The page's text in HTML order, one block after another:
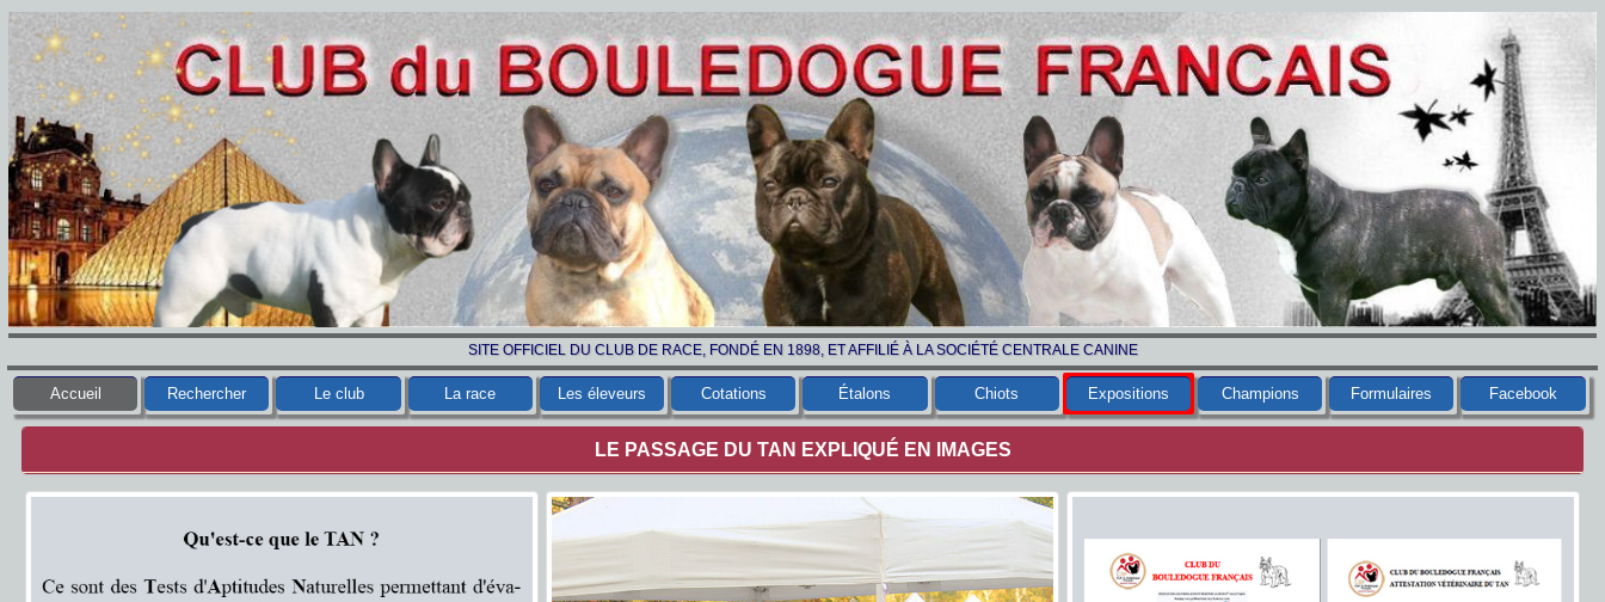
SITE OFFICIEL DU CLUB DE RACE, FONDÉ EN 1898, ET AFFILIÉ À LA SOCIÉTÉ CENTRALE CANINE
Accueil Rechercher Le club La race Les éleveurs Cotations Étalons Chiots Expositions Champions Formulaires Facebook
LE PASSAGE DU TAN EXPLIQUÉ EN IMAGES